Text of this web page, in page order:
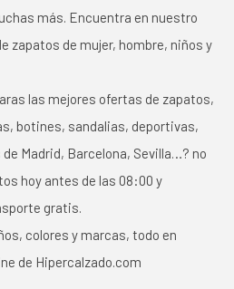
más. Encuentra en nuestro
zapatos de mujer, hombre, niños y
las mejores ofertas de zapatos,
botines, sandalias, deportivas,
Madrid, Barcelona, Sevilla…? no
hoy antes de las 08:00 y
gratis.
colores y marcas, todo en
de Hipercalzado.com